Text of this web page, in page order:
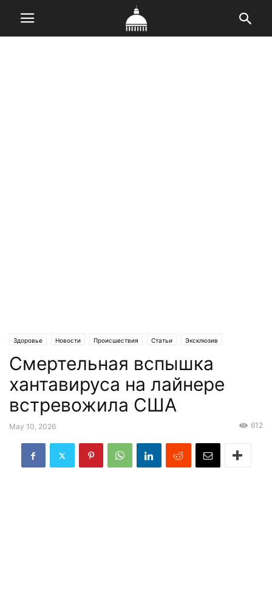
Здоровье Новости Происшествия Статьи Эксклюзив
Смертельная вспышка
хантавируса на лайнере
встревожила США
May 10, 2026 612